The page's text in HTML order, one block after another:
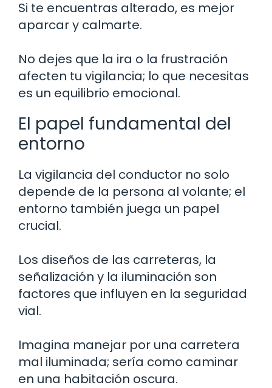
Si te encuentras alterado, es mejor
aparcar y calmarte.
No dejes que la ira o la frustración
afecten tu vigilancia; lo que necesitas
es un equilibrio emocional.
El papel fundamental del
entorno
La vigilancia del conductor no solo
depende de la persona al volante; el
entorno también juega un papel
crucial.
Los diseños de las carreteras, la
señalización y la iluminación son
factores que influyen en la seguridad
vial.
Imagina manejar por una carretera
mal iluminada; sería como caminar
en una habitación oscura.